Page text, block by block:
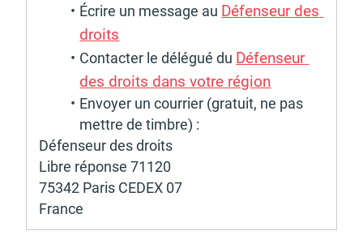
Écrire un message au Défen­seur des
droits
Contac­ter le délé­gué du Défen­seur
des droits dans votre région
Envoyer un cour­rier (gratuit, ne pas
mettre de timbre) :
Défen­seur des droits
Libre réponse 71120
75342 Paris CEDEX 07
France